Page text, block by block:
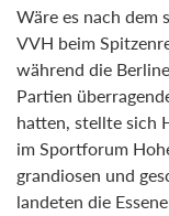
Wäre es nach dem
VVH beim
während die
Partien
hatten, stellte sich
im Sportforum
grandiosen und
landeten die